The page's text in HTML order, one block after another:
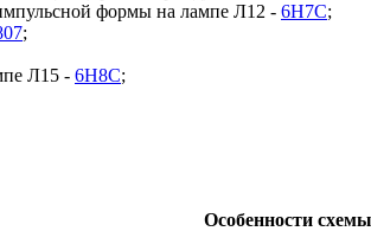
формы на лампе Л12 - 6Н7С;
;
Л15 - 6Н8С;
Особенности схемы